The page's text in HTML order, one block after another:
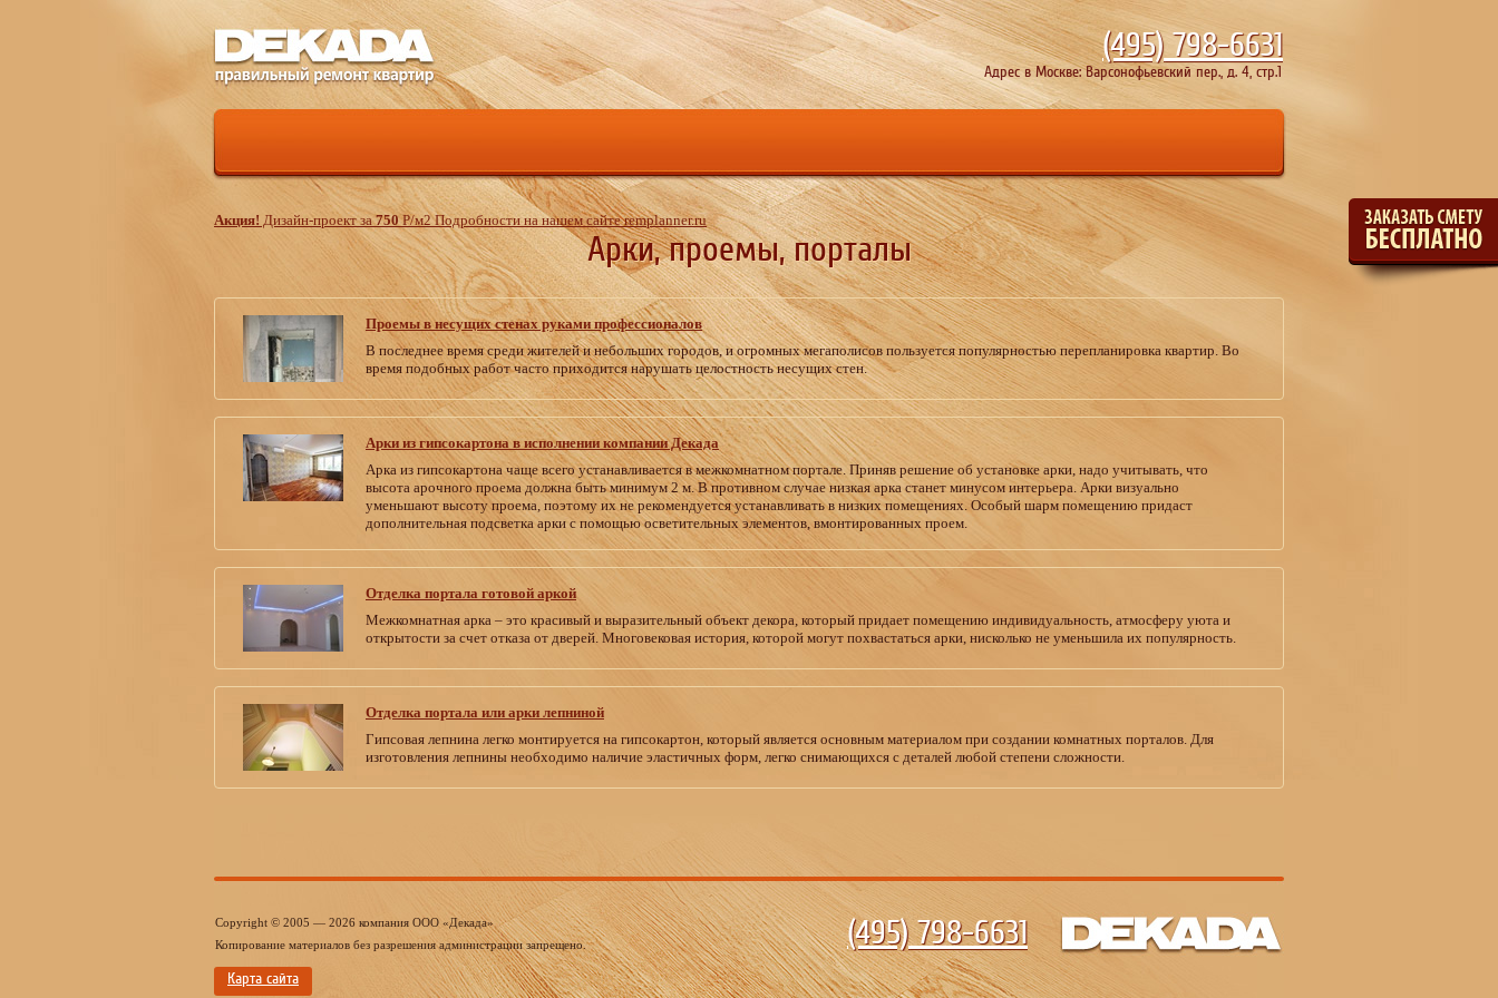
(495)798-6631
Акция! Дизайн-проект за750 Р/м2 Подробности на нашем сайте remplanner.ru
Адрес в Москве: Варсонофьевский пер., д. 4, стр.1
Арки, проемы, порталы
Проемы в несущих стенах руками профессионалов
В последнее время среди жителей и небольших городов, и огромных мегаполисов пользуется популярностью перепланировка квартир. Во
время подобных работ часто приходится нарушать целостность несущих стен.
Арки из гипсокартона в исполнении компании Декада
Арка из гипсокартона чаще всего устанавливается в межкомнатном портале. Приняв решение об установке арки, надо учитывать, что
высота арочного проема должна быть минимум 2 м. В противном случае низкая арка станет минусом интерьера. Арки визуально
уменьшают высоту проема, поэтому их не рекомендуется устанавливать в низких помещениях. Особый шарм помещению придаст
дополнительная подсветка арки с помощью осветительных элементов, вмонтированных проем.
Отделка портала готовой аркой
Межкомнатная арка – это красивый и выразительный объект декора, который придает помещению индивидуальность, атмосферу уюта и
открытости за счет отказа от дверей. Многовековая история, которой могут похвастаться арки, нисколько не уменьшила их популярность.
Отделка портала или арки лепниной
Гипсовая лепнина легко монтируется на гипсокартон, который является основным материалом при создании комнатных порталов. Для
изготовления лепнины необходимо наличие эластичных форм, легко снимающихся с деталей любой степени сложности.
Copyright © 2005 — 2026 компания ООО «Декада»
Копирование материалов без разрешения администрации запрещено.
(495)798-6631
Карта сайта